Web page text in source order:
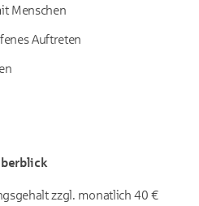
Menschen
Auftreten
zzgl. monatlich 40 €